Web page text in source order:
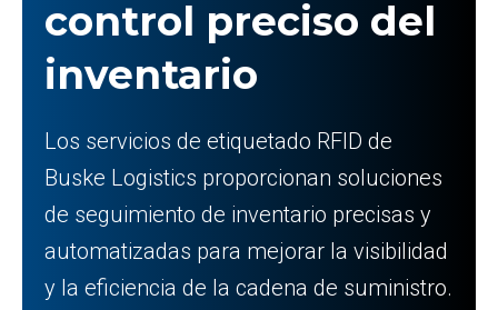
control preciso del
inventario
Los servicios de etiquetado RFID de
Buske Logistics proporcionan soluciones
de seguimiento de inventario precisas y
automatizadas para mejorar la visibilidad
y la eficiencia de la cadena de suministro.